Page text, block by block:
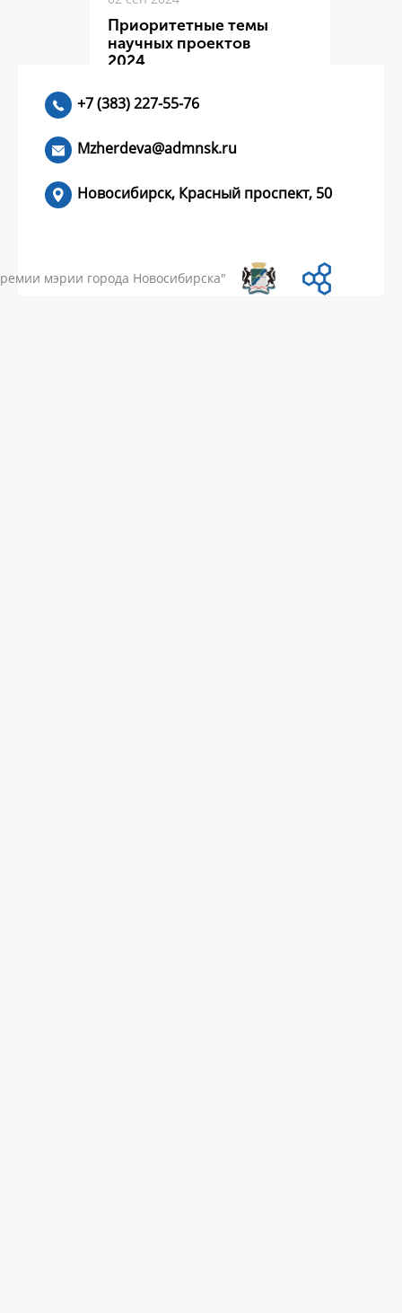
Приоритетные темы
научных проектов
2024
ЧИТАТЬ >
+7 (383) 227-55-76
Mzherdeva@admnsk.ru
Новосибирск, Красный проспект, 50
мэрии города Новосибирска"